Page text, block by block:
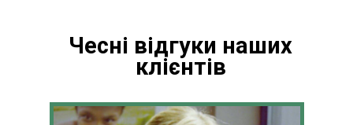
Чесні відгуки наших
клієнтів